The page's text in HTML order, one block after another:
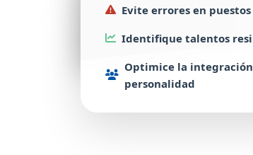
Evite errores en
Identifique talentos
Optimice la
personalidad